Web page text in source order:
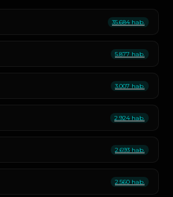
35.684 hab.
5.877 hab.
3.007 hab.
2.924 hab.
2.693 hab.
2.560 hab.